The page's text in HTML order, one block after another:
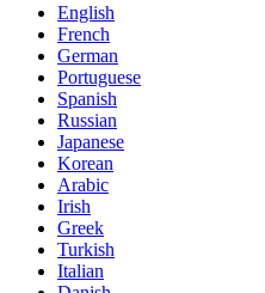
English
French
German
Portuguese
Spanish
Russian
Japanese
Korean
Arabic
Irish
Greek
Turkish
Italian